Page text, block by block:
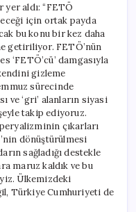
yer aldı: “FETÖ
için ortak payda
bu konu bir kez daha
getiriliyor. FETÖ’nün
damgasıyla
gizleme
sürecinde
ve ‘gri’ alanların siyasi
takip ediyoruz.
çıkarları
dönüştürülmesi
sağladığı destekle
maruz kaldık ve bu
Ülkemizdeki
Türkiye Cumhuriyeti de